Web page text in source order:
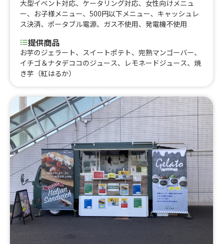
大型イベント対応、 ケータリング対応、 女性向けメニュ
ー、 お子様メニュー、 500円以下メニュー、 キャッシュレ
ス決済、 ポータブル電源、 ガス不使用、 発電機不使用
提供商品
お芋のジェラート、スイートポテト、完熟マンゴーバー、
イチゴ＆ナタデココのジュース、レモネードジュース、焼
き芋（紅はるか）